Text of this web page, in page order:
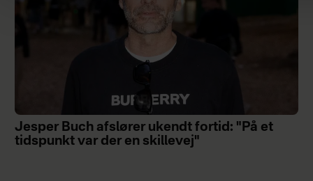
Jesper Buch afslører ukendt fortid: "På et
tidspunkt var der en skillevej"